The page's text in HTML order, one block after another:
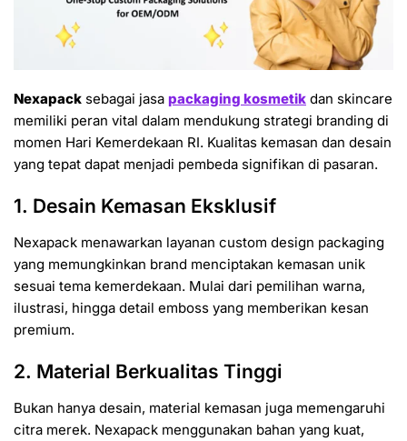
Nexapack sebagai jasa packaging kosmetik dan skincare
memiliki peran vital dalam mendukung strategi branding di
momen Hari Kemerdekaan RI. Kualitas kemasan dan desain
yang tepat dapat menjadi pembeda signifikan di pasaran.
1. Desain Kemasan Eksklusif
Nexapack menawarkan layanan custom design packaging
yang memungkinkan brand menciptakan kemasan unik
sesuai tema kemerdekaan. Mulai dari pemilihan warna,
ilustrasi, hingga detail emboss yang memberikan kesan
premium.
2. Material Berkualitas Tinggi
Bukan hanya desain, material kemasan juga memengaruhi
citra merek. Nexapack menggunakan bahan yang kuat,